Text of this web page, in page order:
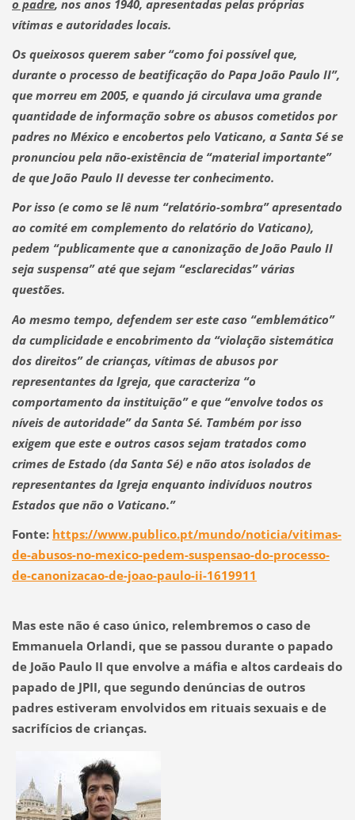
o padre, nos anos 1940, apresentadas pelas próprias
vítimas e autoridades locais.
Os queixosos querem saber “como foi possível que,
durante o processo de beatificação do Papa João Paulo II”,
que morreu em 2005, e quando já circulava uma grande
quantidade de informação sobre os abusos cometidos por
padres no México e encobertos pelo Vaticano, a Santa Sé se
pronunciou pela não-existência de “material importante”
de que João Paulo II devesse ter conhecimento.
Por isso (e como se lê num “relatório-sombra” apresentado
ao comité em complemento do relatório do Vaticano),
pedem “publicamente que a canonização de João Paulo II
seja suspensa” até que sejam “esclarecidas” várias
questões.
Ao mesmo tempo, defendem ser este caso “emblemático”
da cumplicidade e encobrimento da “violação sistemática
dos direitos” de crianças, vítimas de abusos por
representantes da Igreja, que caracteriza “o
comportamento da instituição” e que “envolve todos os
níveis de autoridade”da Santa Sé. Também por isso
exigem que este e outros casos sejam tratados como
crimes de Estado (da Santa Sé) e não atos isolados de
representantes da Igreja enquanto indivíduos noutros
Estados que não o Vaticano.”
Fonte: https://www.publico.pt/mundo/noticia/vitimas-
de-abusos-no-mexico-pedem-suspensao-do-processo-
de-canonizacao-de-joao-paulo-ii-1619911
Mas este não é caso único, relembremos o caso de
Emmanuela Orlandi, que se passou durante o papado
de João Paulo II que envolve a máfia e altos cardeais do
papado de JPII, que segundo denúncias de outros
padres estiveram envolvidos em rituais sexuais e de
sacrifícios de crianças.